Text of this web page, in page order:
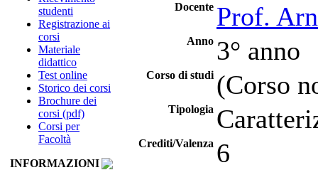
studenti
Registrazione ai
corsi
Materiale
didattico
Test online
Storico dei corsi
Brochure dei
corsi (pdf)
Corsi per
Facoltà
INFORMAZIONI
Docente Prof.
Anno 3° anno
Corso di studi (Corso
Tipologia
Crediti/Valenza 6